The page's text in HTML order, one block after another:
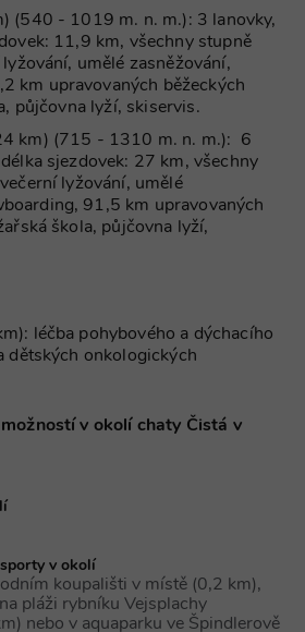
(540 - 1019 m. n. m.): 3 lanovky,
11,9 km, všechny stupně
umělé zasněžování,
km upravovaných běžeckých
půjčovna lyží, skiservis.
km) (715 - 1310 m. n. m.): 6
sjezdovek: 27 km, všechny
lyžování, umělé
91,5 km upravovaných
škola, půjčovna lyží,
léčba pohybového a dýchacího
dětských onkologických
v okolí chaty Čistá v
v okolí
koupališti v místě (0,2 km),
pláži rybníku Vejsplachy
nebo v aquaparku ve Špindlerově
CookieScript
www.chaty-
chalupy-
dds.cz
1 měsíc
Tento
cookie
Script.com k
soubory
nutné, aby
Cookie-
.chaty-
chalupy-
55 sekund
Správce
bez něj jiné
skripty
správně.